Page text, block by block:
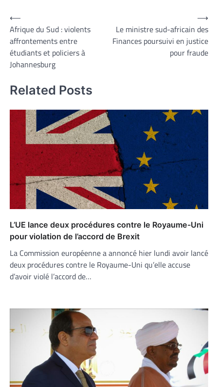
Navigation
de
l’article
⟵
Afrique du Sud : violents
affrontements entre
étudiants et policiers à
Johannesburg
Le ministre sud-africain des
Finances poursuivi en justice
pour fraude
⟶
Related Posts
L’UE lance deux procédures contre le Royaume-Uni
pour violation de l’accord de Brexit
La Commission européenne a annoncé hier lundi avoir lancé
deux procédures contre le Royaume-Uni qu’elle accuse
d’avoir violé l’accord de…